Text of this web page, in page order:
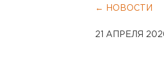
← НОВОСТИ
21 АПРЕЛЯ